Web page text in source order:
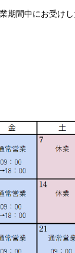
期間中にお受け